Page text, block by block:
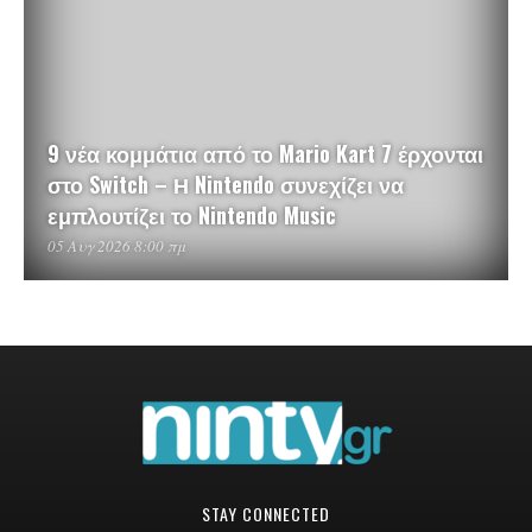
9 νέα κομμάτια από το Mario Kart 7 έρχονται
στο Switch – Η Nintendo συνεχίζει να
εμπλουτίζει το Nintendo Music
05 Αυγ 2026 8:00 πμ
STAY CONNECTED